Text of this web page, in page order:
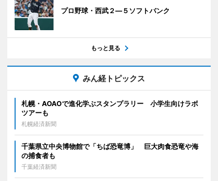
プロ野球・西武２―５ソフトバンク
もっと見る
みん経トピックス
札幌・AOAOで進化学ぶスタンプラリー 小学生向けラボ
ツアーも
札幌経済新聞
千葉県立中央博物館で「ちば恐竜博」 巨大肉食恐竜や海
の捕食者も
千葉経済新聞